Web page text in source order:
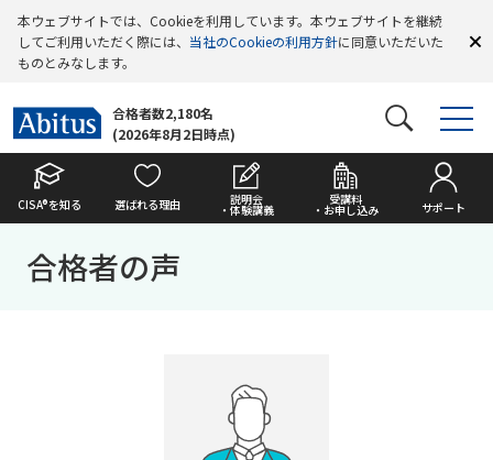
本ウェブサイトでは、Cookieを利用しています。本ウェブサイトを継続
してご利用いただく際には、 当社のCookieの利用方針に同意いただいた
ものとみなします。
合格者数2,180名
(2026年8月2日時点)
CISA®を知る 選ばれる理由 説明会
・体験講義
受講料
・お申し込み サポート
合格者の声